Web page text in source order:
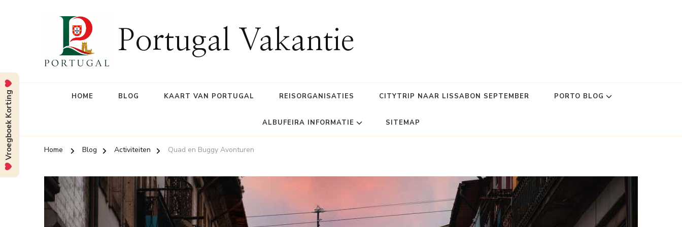
Portugal Vakantie
HOME BLOG KAART VAN PORTUGAL REISORGANISATIES CITYTRIP NAAR LISSABON SEPTEMBER PORTO BLOG
ALBUFEIRA INFORMATIE SITEMAP
Home Blog Activiteiten Quad en Buggy Avonturen
Vroegboek Korting